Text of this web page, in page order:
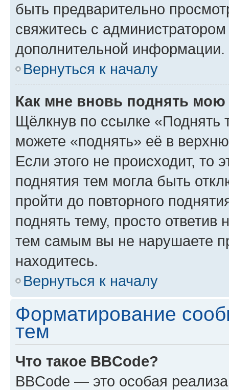
быть предварительно
свяжитесь с
дополнительной информации.
Вернуться к началу
Как мне вновь поднять мою
Щёлкнув по ссылке «Поднять
можете «поднять» её в
Если этого не происходит, то
поднятия тем могла быть
пройти до повторного
поднять тему, просто ответив
тем самым вы не нарушаете
находитесь.
Вернуться к началу
Форматирование
тем
Что такое BBCode?
BBCode — это особая